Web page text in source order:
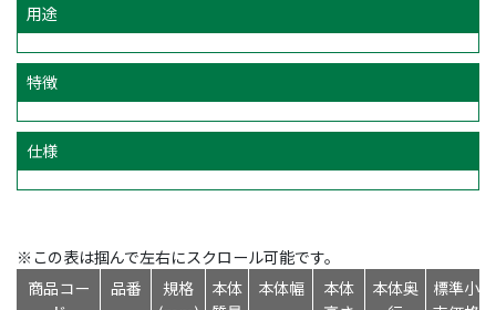
用途
特徴
仕様
※この表は掴んで左右にスクロール可能です。
商品コー
品番
規格
本体
本体幅
本体
本体奥
標準小